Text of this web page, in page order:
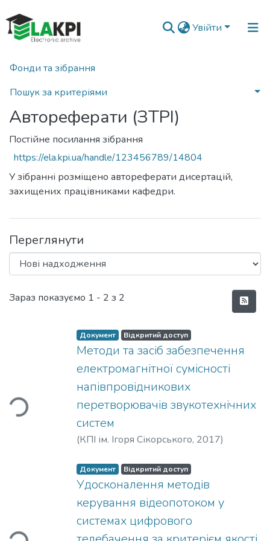
Увійти
Фонди та зібрання
Пошук за критеріями
Статистика
Головна
Автореферати (ЗТРІ)
Постійне посилання зібрання
https://ela.kpi.ua/handle/123456789/14804
У зібранні розміщено автореферати дисертацій,
захищених працівниками кафедри.
Переглянути
Нові надходження
Зараз показуємо 1 - 2 з 2
Документ Відкритий доступ
Методи та засіб забезпечення
електромагнітної сумісності
напівпровідникових
перетворювачів звукотехнічних
систем
(КПІ ім. Ігоря Сікорського, 2017)
Документ Відкритий доступ
Удосконалення методів
керування відеопотоком у
системах цифрового